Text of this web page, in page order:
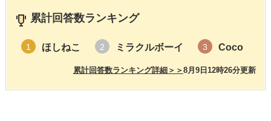
累計回答数ランキング
1 ほしねこ 2 ミラクルボーイ 3 Coco
8月9日12時26分更新
累計回答数ランキング詳細＞＞